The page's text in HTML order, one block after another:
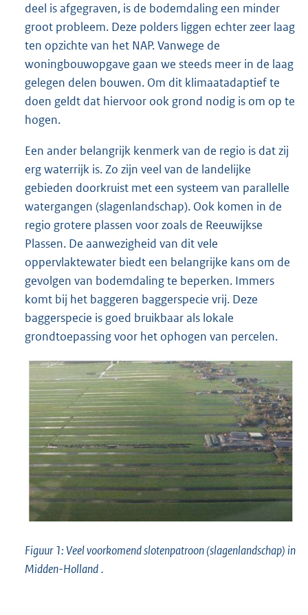
deel is afgegraven, is de bodemdaling een minder
groot probleem. Deze polders liggen echter zeer laag
ten opzichte van het NAP. Vanwege de
woningbouwopgave gaan we steeds meer in de laag
gelegen delen bouwen. Om dit klimaatadaptief te
doen geldt dat hiervoor ook grond nodig is om op te
hogen.
Een ander belangrijk kenmerk van de regio is dat zij
erg waterrijk is. Zo zijn veel van de landelijke
gebieden doorkruist met een systeem van parallelle
watergangen (slagenlandschap). Ook komen in de
regio grotere plassen voor zoals de Reeuwijkse
Plassen. De aanwezigheid van dit vele
oppervlaktewater biedt een belangrijke kans om de
gevolgen van bodemdaling te beperken. Immers
komt bij het baggeren baggerspecie vrij. Deze
baggerspecie is goed bruikbaar als lokale
grondtoepassing voor het ophogen van percelen.
Figuur 1: Veel voorkomend slotenpatroon (slagenlandschap) in
Midden-Holland.